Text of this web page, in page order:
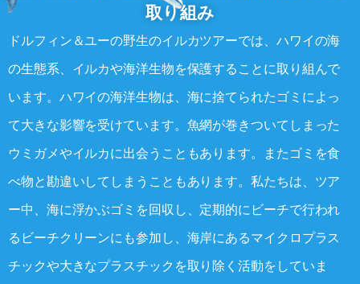
取り組み
ドルフィン＆ユーの野生のイルカツアーでは、ハワイの海
の生態系、イルカや海洋生物を保護することに取り組んで
います。ハワイの海洋生物は、海に捨てられたゴミによっ
て大きな影響を受けています。魚網が巻きついてしまった
ウミガメやイルカに出会うこともあります。またゴミを食
べ物と勘違いしてしまうこともあります。私たちは、ツア
ー中、海に浮かぶゴミを回収し、定期的にビーチで行われ
るビーチクリーンにも参加し、海岸にあるマイクロプラス
チックや大きなプラスチックを取り除く活動をしていま